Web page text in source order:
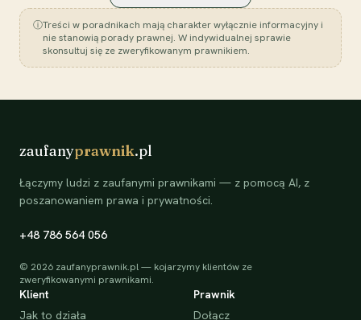
ⓘTreści w poradnikach mają charakter wyłącznie informacyjny i
nie stanowią porady prawnej. W indywidualnej sprawie
skonsultuj się ze zweryfikowanym prawnikiem.
zaufanyprawnik.pl
Łączymy ludzi z zaufanymi prawnikami — z pomocą AI, z
poszanowaniem prawa i prywatności.
+48 786 564 056
© 2026 zaufanyprawnik.pl — kojarzymy klientów ze
zweryfikowanymi prawnikami.
Klient
Jak to działa
Prawnik
Dołącz